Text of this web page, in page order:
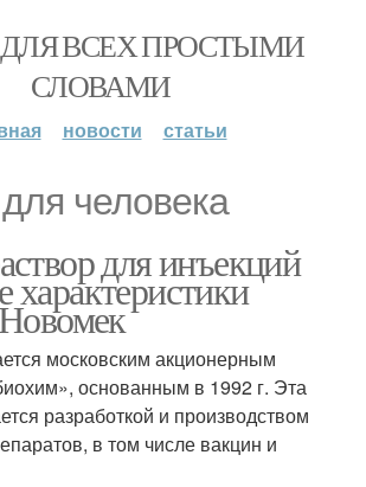
ВСЕХ ПРОСТЫМИ
СЛОВАМИ
новости статьи
человека
для инъекций
московским акционерным
основанным в 1992 г. Эта
разработкой и производством
в том числе вакцин и